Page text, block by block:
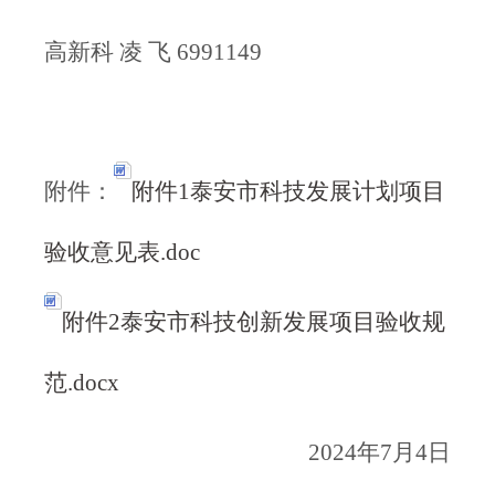
高新科 凌 飞 6991149
附件： 附件1泰安市科技发展计划项目
验收意见表.doc
附件2泰安市科技创新发展项目验收规
范.docx
2024年7月4日